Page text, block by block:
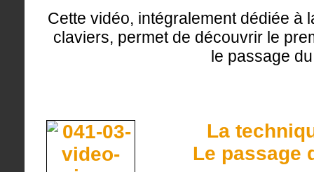
Cette vidéo, intégralement dédiée à
claviers, permet de découvrir le
le passage
La
Le passage